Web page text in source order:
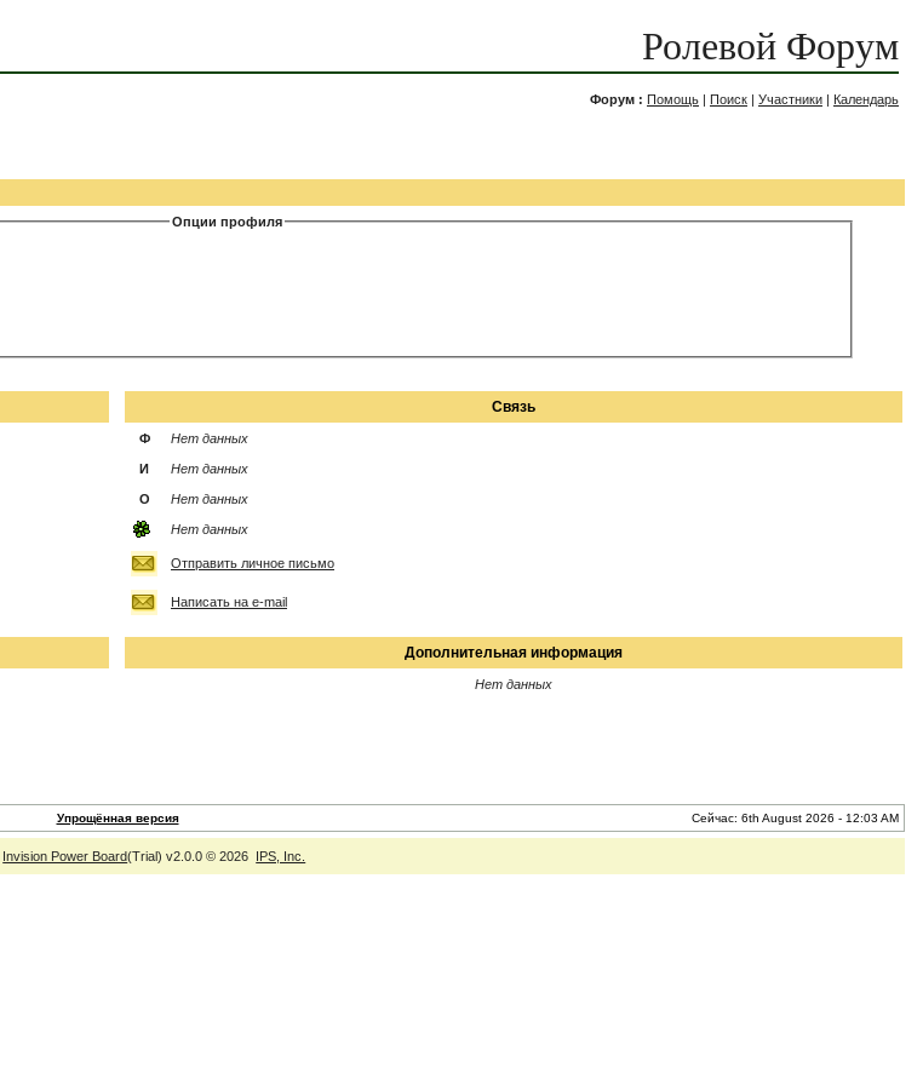
Ролевой Форум
Форум : Помощь | Поиск | Участники | Календарь
Опции профиля
Связь
Ф Нет данных
И Нет данных
О Нет данных
Нет данных
Отправить личное письмо
Написать на e-mail
Дополнительная информация
Нет данных
Упрощённая версия Сейчас: 6th August 2026 - 12:03 AM
Invision Power Board(Trial) v2.0.0 © 2026 IPS, Inc.